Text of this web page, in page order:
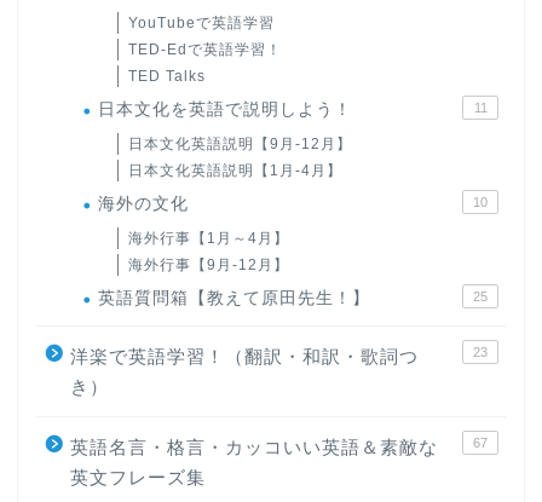
YouTubeで英語学習
TED-Edで英語学習！
TED Talks
日本文化を英語で説明しよう！ 11
日本文化英語説明【9月-12月】
日本文化英語説明【1月-4月】
海外の文化 10
海外行事【1月～4月】
海外行事【9月-12月】
英語質問箱【教えて原田先生！】 25
洋楽で英語学習！（翻訳・和訳・歌詞つ
き）
23
英語名言・格言・カッコいい英語＆素敵な
英文フレーズ集
67